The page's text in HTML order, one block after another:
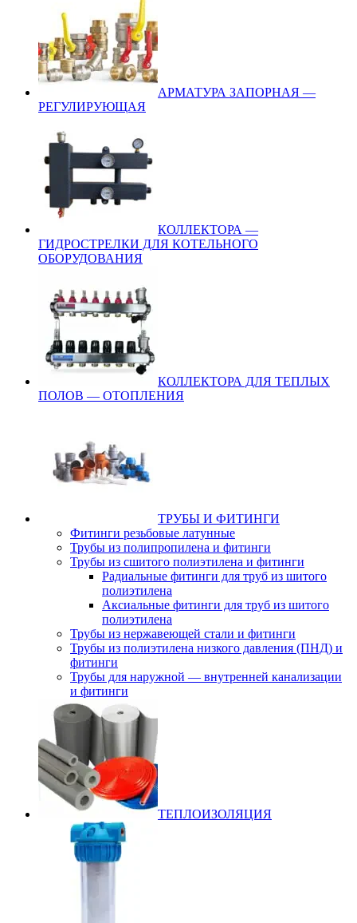
АРМАТУРА ЗАПОРНАЯ —
РЕГУЛИРУЮЩАЯ
КОЛЛЕКТОРА —
ГИДРОСТРЕЛКИ ДЛЯ КОТЕЛЬНОГО
ОБОРУДОВАНИЯ
КОЛЛЕКТОРА ДЛЯ ТЕПЛЫХ
ПОЛОВ — ОТОПЛЕНИЯ
ТРУБЫ И ФИТИНГИ
Фитинги резьбовые латунные
Трубы из полипропилена и фитинги
Трубы из сшитого полиэтилена и фитинги
Радиальные фитинги для труб из шитого
полиэтилена
Аксиальные фитинги для труб из шитого
полиэтилена
Трубы из нержавеющей стали и фитинги
Трубы из полиэтилена низкого давления (ПНД) и
фитинги
Трубы для наружной — внутренней канализации
и фитинги
ТЕПЛОИЗОЛЯЦИЯ